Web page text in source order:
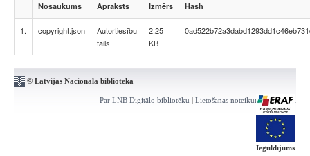
Nosaukums Apraksts Izmērs Hash
1. copyright.json
Autortiesību
fails
2.25
KB
© Latvijas Nacionālā bibliotēka
Par LNB Digitālo bibliotēku | Lietošanas noteikumi | Kontakti
Ieguldījums